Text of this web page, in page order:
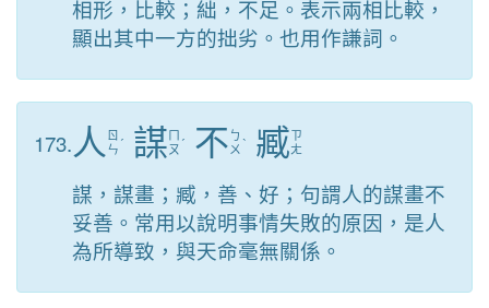
相形，比較；絀，不足。表示兩相比較，
顯出其中一方的拙劣。也用作謙詞。
173.人 ㄖ
ㄣ ˊ 謀 ㄇ
ㄡ ˊ 不 ㄅ
ㄨ ˋ 臧ㄗ
ㄤ
謀，謀畫；臧，善、好；句謂人的謀畫不
妥善。常用以說明事情失敗的原因，是人
為所導致，與天命毫無關係。